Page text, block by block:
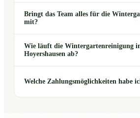
Bringt das Team alles für die
mit?
Wie läuft die Wintergartenreinigung
Hoyershausen ab?
Welche Zahlungsmöglichkeiten habe